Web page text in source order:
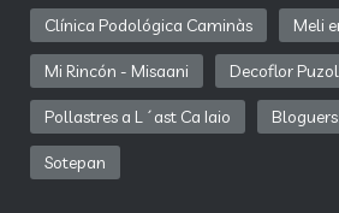
Clínica Podológica Caminàs Meli
Mi Rincón - Misaani Decoflor Puzol
Pollastres a L´ast Ca Iaio
Sotepan